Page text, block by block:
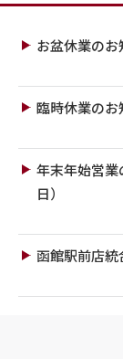
お盆休業の
臨時休業の
年末年始営
日）
函館駅前店統